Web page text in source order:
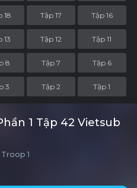
18 Tập 17 Tập 16
13 Tập 12 Tập 11
8 Tập 7 Tập 6
3 Tập 2 Tập 1
1 Tập 42 Vietsub
1